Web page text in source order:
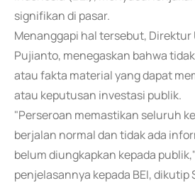
signifikan di pasar.
Menanggapi hal tersebut, Direktur
Pujianto, menegaskan bahwa
atau fakta material yang dapat
atau keputusan investasi publik.
"Perseroan memastikan seluruh
berjalan normal dan tidak ada
belum diungkapkan kepada
penjelasannya kepada BEI, dikutip